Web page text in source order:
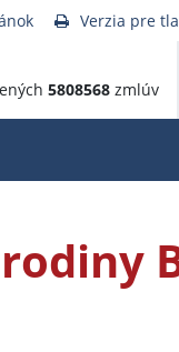
Verzia pre
5808568 zmlúv